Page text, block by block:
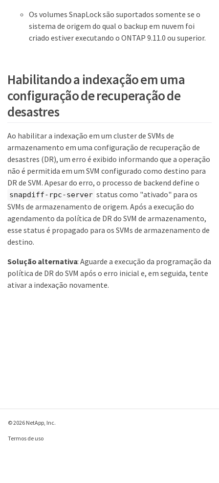
Os volumes SnapLock são suportados somente se o
sistema de origem do qual o backup em nuvem foi
criado estiver executando o ONTAP 9.11.0 ou superior.
Habilitando a indexação em uma
configuração de recuperação de
desastres
Ao habilitar a indexação em um cluster de SVMs de
armazenamento em uma configuração de recuperação de
desastres (DR), um erro é exibido informando que a operação
não é permitida em um SVM configurado como destino para
DR de SVM. Apesar do erro, o processo de backend define o
snapdiff-rpc-server status como "ativado" para os
SVMs de armazenamento de origem. Após a execução do
agendamento da política de DR do SVM de armazenamento,
esse status é propagado para os SVMs de armazenamento de
destino.
Solução alternativa: Aguarde a execução da programação da
política de DR do SVM após o erro inicial e, em seguida, tente
ativar a indexação novamente.
© 2026 NetApp, Inc.
Termos de uso